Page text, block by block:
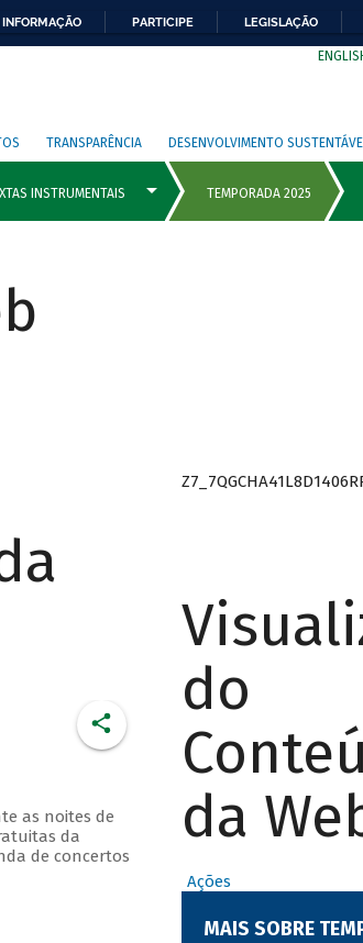
PARTICIPE LEGISLAÇÃO
TRANSPARÊNCIA DESENVOLVIMENTO
as noites de
da
de concertos
do
da
Ações
MAIS SOBRE